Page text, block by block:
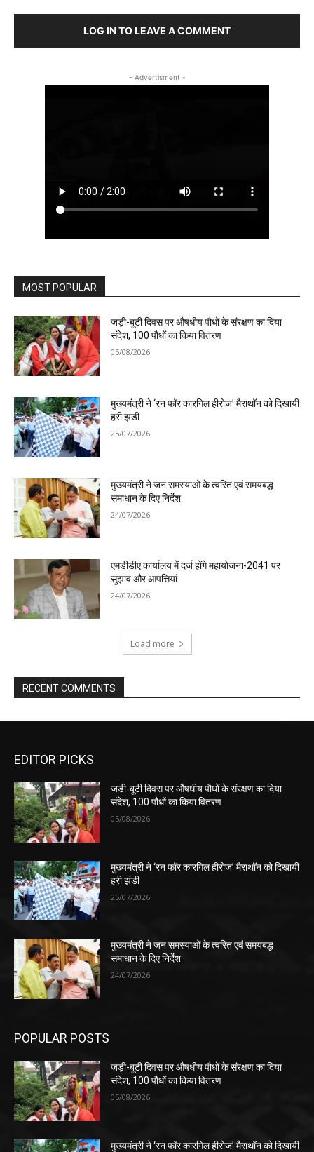
LOG IN TO LEAVE A COMMENT
- Advertisment -
MOST POPULAR
जड़ी-बूटी दिवस पर औषधीय पौधों के संरक्षण का दिया
संदेश, 100 पौधों का किया वितरण
05/08/2026
मुख्यमंत्री ने ‘रन फॉर कारगिल हीरोज’ मैराथॉन को दिखायी
हरी झंडी
25/07/2026
मुख्यमंत्री ने जन समस्याओं के त्वरित एवं समयबद्ध
समाधान के दिए निर्देश
24/07/2026
एमडीडीए कार्यालय में दर्ज होंगे महायोजना-2041 पर
सुझाव और आपत्तियां
24/07/2026
Load more
RECENT COMMENTS
EDITOR PICKS
जड़ी-बूटी दिवस पर औषधीय पौधों के संरक्षण का दिया
संदेश, 100 पौधों का किया वितरण
05/08/2026
मुख्यमंत्री ने ‘रन फॉर कारगिल हीरोज’ मैराथॉन को दिखायी
हरी झंडी
25/07/2026
मुख्यमंत्री ने जन समस्याओं के त्वरित एवं समयबद्ध
समाधान के दिए निर्देश
24/07/2026
POPULAR POSTS
जड़ी-बूटी दिवस पर औषधीय पौधों के संरक्षण का दिया
संदेश, 100 पौधों का किया वितरण
05/08/2026
मुख्यमंत्री ने ‘रन फॉर कारगिल हीरोज’ मैराथॉन को दिखायी